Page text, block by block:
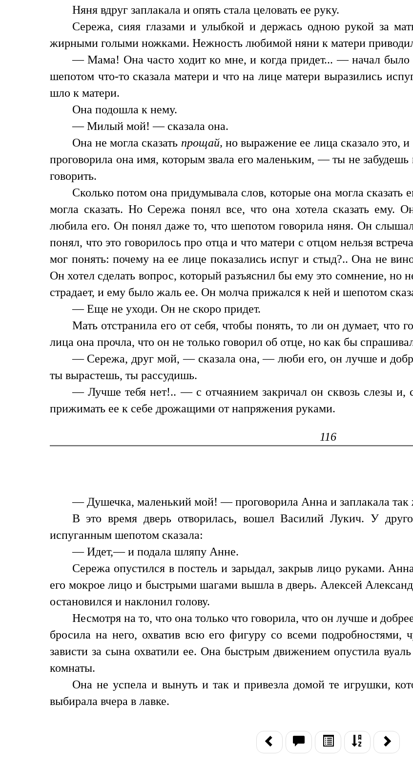
Няня вдруг заплакала и опять стала целовать ее руку.
Сережа, сияя глазами и улыбкой и держась одною рукой за
жирными голыми ножками. Нежность любимой няни к матери
— Мама! Она часто ходит ко мне, и когда придет... — начал было
шепотом что-то сказала матери и что на лице матери выразились
шло к матери.
Она подошла к нему.
— Милый мой! — сказала она.
Она не могла сказать прощай, но выражение ее лица сказало
проговорила она имя, которым звала его маленьким, — ты не
говорить.
Сколько потом она придумывала слов, которые она могла сказать
могла сказать. Но Сережа понял все, что она хотела сказать ему.
любила его. Он понял даже то, что шепотом говорила няня. Он
понял, что это говорилось про отца и что матери с отцом нельзя
мог понять: почему на ее лице показались испуг и стыд?.. Она не
Он хотел сделать вопрос, который разъяснил бы ему это сомнение, но
страдает, и ему было жаль ее. Он молча прижался к ней и шепотом
— Еще не уходи. Он не скоро придет.
Мать отстранила его от себя, чтобы понять, то ли он думает, что
лица она прочла, что он не только говорил об отце, но как бы
— Сережа, друг мой, — сказала она, — люби его, он лучше и
ты вырастешь, ты рассудишь.
— Лучше тебя нет!.. — с отчаянием закричал он сквозь слезы и,
прижимать ее к себе дрожащими от напряжения руками.
116
— Душечка, маленький мой! — проговорила Анна и заплакала так
В это время дверь отворилась, вошел Василий Лукич. У
испуганным шепотом сказала:
— Идет,— и подала шляпу Анне.
Сережа опустился в постель и зарыдал, закрыв лицо руками.
его мокрое лицо и быстрыми шагами вышла в дверь. Алексей
остановился и наклонил голову.
Несмотря на то, что она только что говорила, что он лучше и
бросила на него, охватив всю его фигуру со всеми подробностями,
зависти за сына охватили ее. Она быстрым движением опустила
комнаты.
Она не успела и вынуть и так и привезла домой те игрушки,
выбирала вчера в лавке.